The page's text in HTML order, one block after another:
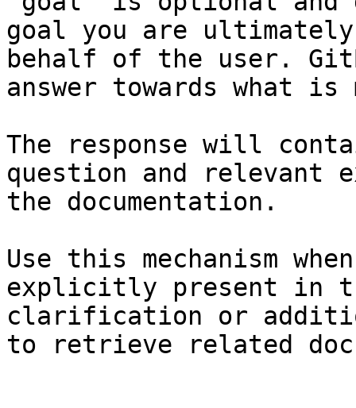
goal you are
behalf of the user.
answer towards what
The response will
question and relevant
the documentation.
Use this mechanism
explicitly present in
clarification or